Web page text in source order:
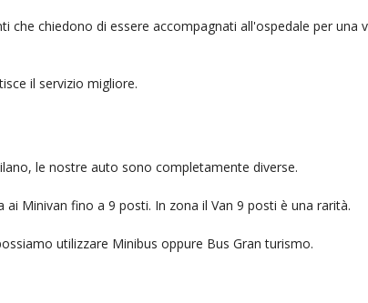
che chiedono di essere accompagnati all'ospedale per una
il servizio migliore.
le nostre auto sono completamente diverse.
Minivan fino a 9 posti. In zona il Van 9 posti è una rarità.
utilizzare Minibus oppure Bus Gran turismo.